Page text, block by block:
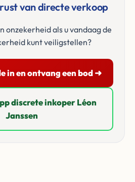
van directe verkoop
onzekerheid als u vandaag de
kunt veiligstellen?
in en ontvang een bod ➜
discrete inkoper Léon
Janssen